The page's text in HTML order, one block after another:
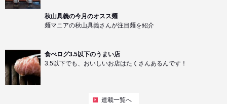
秋山具義の今月のオスス麺
麺マニアの秋山具義さんが注目麺を紹介
食べログ3.5以下のうまい店
3.5以下でも、おいしいお店はたくさんあるんです！
連載一覧へ